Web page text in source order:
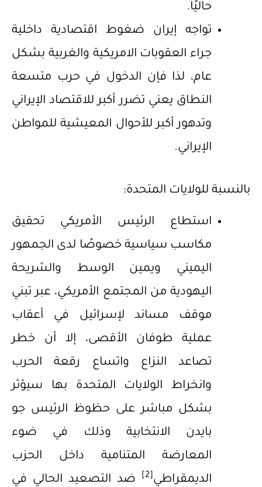
حاليًا.
تواجه إيران ضغوط اقتصادية داخلية
جراء العقوبات الامريكية والغربية بشكل
عام، لذا فإن الدخول في حرب متسعة
النطاق يعني تضرر أكبر للاقتصاد الإيراني
وتدهور أكبر للأحوال المعيشية للمواطن
الإيراني.
بالنسبة للولايات المتحدة:
استطاع الرئيس الأمريكي تحقيق
مكاسب سياسية خصوصًا لدى الجمهور
اليميني ويمين الوسط والشريحة
اليهودية من المجتمع الأمريكي، عبر تبني
موقف مساند لإسرائيل في أعقاب
عملية طوفان الأقصى، إلا أن خطر
تصاعد النزاع واتساع رقعة الحرب
وانخراط الولايات المتحدة بها سيؤثر
بشكل مباشر على حظوظ الرئيس جو
بايدن الانتخابية وذلك في ضوء
المعارضة المتنامية داخل الحزب
الديمقراطي[2]
ضد التصعيد الحالي في